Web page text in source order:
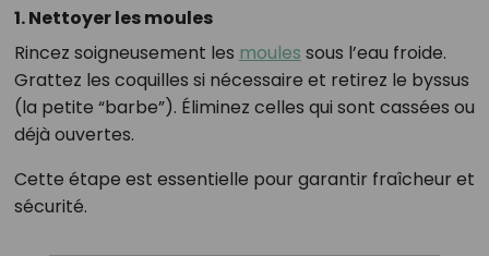
1. Nettoyer les moules
Rincez soigneusement les moules sous l’eau froide.
Grattez les coquilles si nécessaire et retirez le byssus
(la petite “barbe”). Éliminez celles qui sont cassées ou
déjà ouvertes.
Cette étape est essentielle pour garantir fraîcheur et
sécurité.